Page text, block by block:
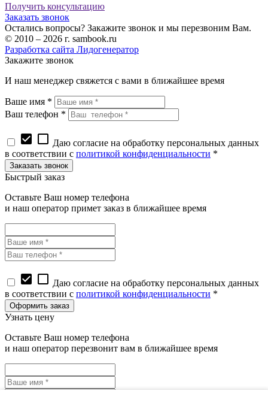
Получить консультацию
Заказать звонок
Остались вопросы? Закажите звонок и мы перезвоним Вам.
© 2010 – 2026 г. sambook.ru
Разработка сайта Лидогенератор
Закажите звонок
И наш менеджер свяжется с вами в ближайшее время
Ваше имя *
Ваш телефон *
check_box check_box_outline_blank Даю согласие на обработку персональных данных
в соответствии с политикой конфиденциальности *
Быстрый заказ
Оставьте Ваш номер телефона
и наш оператор примет заказ в ближайшее время
check_box check_box_outline_blank Даю согласие на обработку персональных данных
в соответствии с политикой конфиденциальности *
Узнать цену
Оставьте Ваш номер телефона
и наш оператор перезвонит вам в ближайшее время